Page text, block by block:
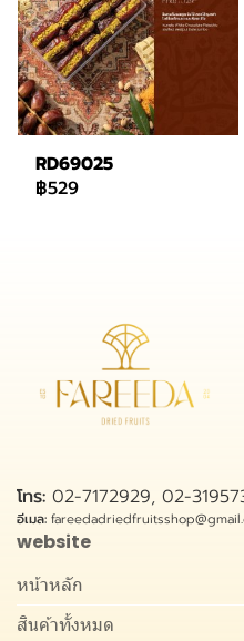
RD69025
฿529
โทร: 02-7172929, 02-
อีเมล:
website
หน้าหลัก
สินค้าทั้งหมด